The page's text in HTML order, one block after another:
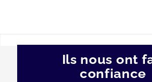
Ils nous ont
confiance